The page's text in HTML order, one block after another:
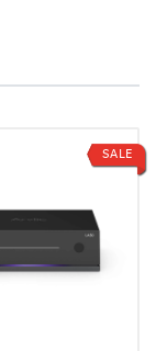
SALE